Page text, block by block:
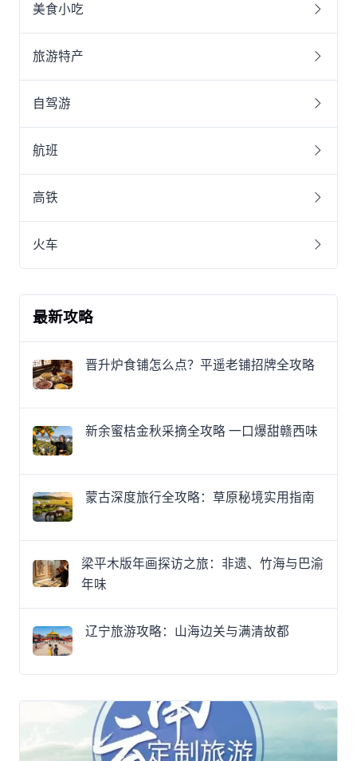
美食小吃
旅游特产
自驾游
航班
高铁
火车
最新攻略
晋升炉食铺怎么点？平遥老铺招牌全攻略
新余蜜桔金秋采摘全攻略 一口爆甜赣西味
蒙古深度旅行全攻略：草原秘境实用指南
梁平木版年画探访之旅：非遗、竹海与巴渝
年味
辽宁旅游攻略：山海边关与满清故都